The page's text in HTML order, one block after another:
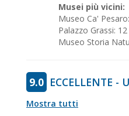
Musei più vicini:
Museo Ca'
Palazzo Grassi:
Museo Storia
9.0 ECCELLENTE -
Mostra tutti